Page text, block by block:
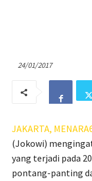
24/01/2017
JAKARTA,
(Jokowi)
yang terjadi pada
pontang-panting